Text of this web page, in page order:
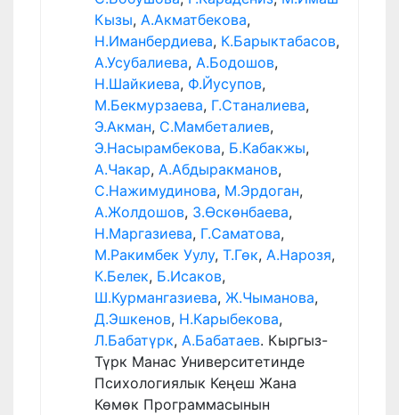
Кызы, А.Акматбекова,
Н.Иманбердиева, К.Барыктабасов,
А.Усубалиева, А.Бодошов,
Н.Шайкиева, Ф.Йусупов,
М.Бекмурзаева, Г.Станалиева,
Э.Акман, С.Мамбеталиев,
Э.Насырамбекова, Б.Кабакжы,
А.Чакар, А.Абдыракманов,
С.Нажимудинова, М.Эрдоган,
А.Жолдошов, З.Өскөнбаева,
Н.Маргазиева, Г.Саматова,
М.Ракимбек Уулу, Т.Гөк, А.Нарозя,
К.Белек, Б.Исаков,
Ш.Курмангазиева, Ж.Чыманова,
Д.Эшкенов, Н.Карыбекова,
Л.Бабатүрк, А.Бабатаев. Кыргыз-
Түрк Манас Университетинде
Психологиялык Кеңеш Жана
Көмөк Программасынын